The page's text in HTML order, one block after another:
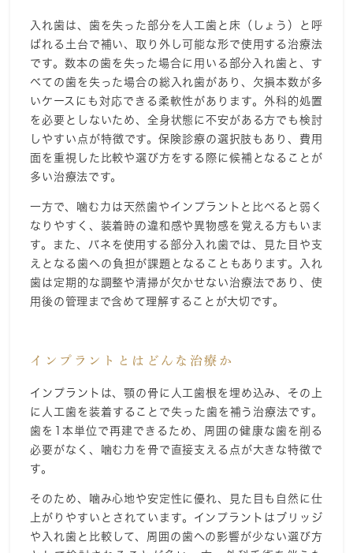
入れ歯は、歯を失った部分を人工歯と床（しょう）と呼
ばれる土台で補い、取り外し可能な形で使用する治療法
です。数本の歯を失った場合に用いる部分入れ歯と、す
べての歯を失った場合の総入れ歯があり、欠損本数が多
いケースにも対応できる柔軟性があります。外科的処置
を必要としないため、全身状態に不安がある方でも検討
しやすい点が特徴です。保険診療の選択肢もあり、費用
面を重視した比較や選び方をする際に候補となることが
多い治療法です。
一方で、噛む力は天然歯やインプラントと比べると弱く
なりやすく、装着時の違和感や異物感を覚える方もいま
す。また、バネを使用する部分入れ歯では、見た目や支
えとなる歯への負担が課題となることもあります。入れ
歯は定期的な調整や清掃が欠かせない治療法であり、使
用後の管理まで含めて理解することが大切です。
インプラントとはどんな治療か
インプラントは、顎の骨に人工歯根を埋め込み、その上
に人工歯を装着することで失った歯を補う治療法です。
歯を1本単位で再建できるため、周囲の健康な歯を削る
必要がなく、噛む力を骨で直接支える点が大きな特徴で
す。
そのため、噛み心地や安定性に優れ、見た目も自然に仕
上がりやすいとされています。インプラントはブリッジ
や入れ歯と比較して、周囲の歯への影響が少ない選び方